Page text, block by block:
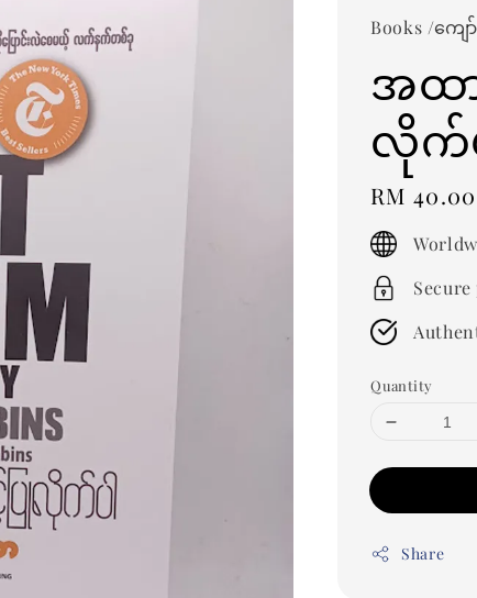
Books /ကျေ
အထ
လိုက်ပ
Regular
price
RM 40.00
Quantity
Share